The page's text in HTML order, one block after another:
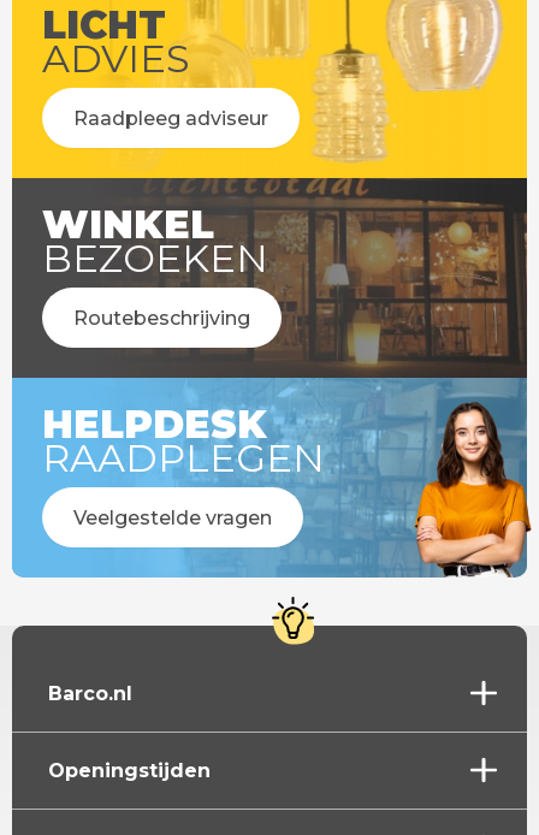
LICHT
ADVIES
Raadpleeg adviseur
WINKEL
BEZOEKEN
Routebeschrijving
HELPDESK
RAADPLEGEN
Veelgestelde vragen
Barco.nl
Openingstijden